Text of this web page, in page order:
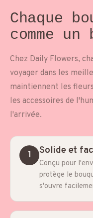
Chaque
comme
Chez Daily Flowers,
voyager dans les
maintiennent les
les accessoires de
l'arrivée.
1 Solide et
Conçu pour
protège le
s'ouvre